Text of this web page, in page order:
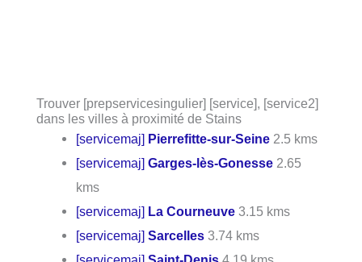
Trouver [prepservicesingulier] [service], [service2]
dans les villes à proximité de Stains
[servicemaj] Pierrefitte-sur-Seine 2.5 kms
[servicemaj]Garges-lès-Gonesse 2.65
kms
[servicemaj] La Courneuve 3.15 kms
[servicemaj]Sarcelles 3.74 kms